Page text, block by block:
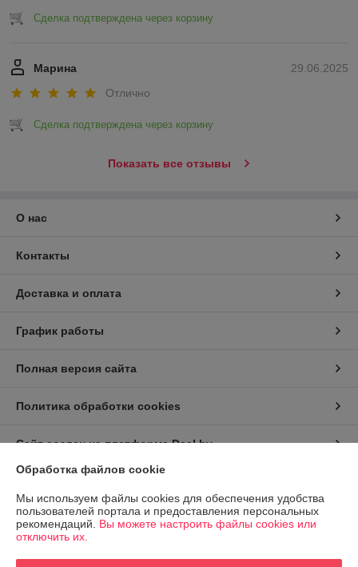
Сделка подтверждена через корзину
29.06.2025
Марина
Отлично
Сделка подтверждена через корзину
Показать все отзывы
О нас
Контакты
Доставка и оплата
График работы
Полная версия сайта
Политика обработки cookies
Сайт создан на платформе Deal.by
Информация для покупателя
Индивидуальный предприниматель:ИП Заплетнюк Роман Петрович
г.Минск, ул.Пономаренко 32, кв.77
Регистрационный номер ЕГР: 193992498
Обработка файлов cookie
Мы используем файлы cookies для обеспечения удобства
пользователей портала и предоставления персональных
рекомендаций. Вы можете настроить файлы cookies или
отключить их.